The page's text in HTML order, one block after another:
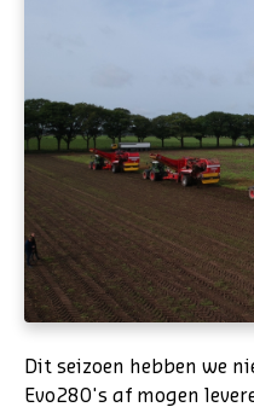
Dit seizoen hebben we
Evo280's af mogen